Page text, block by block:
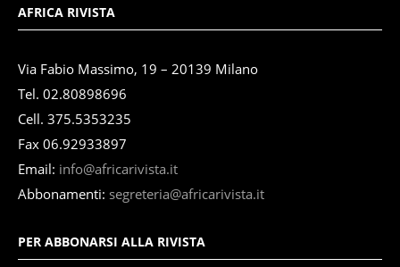
AFRICA RIVISTA
Via Fabio Massimo, 19 – 20139 Milano
Tel. 02.80898696
Cell. 375.5353235
Fax 06.92933897
Email: info@africarivista.it
Abbonamenti: segreteria@africarivista.it
PER ABBONARSI ALLA RIVISTA